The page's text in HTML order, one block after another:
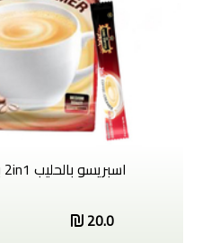
اسبريسو بالحليب 2in1 بدون سكر 24 أصبع
20.0